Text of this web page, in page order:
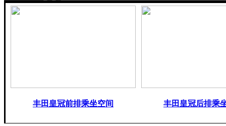
丰田皇冠前排乘坐空间 丰田皇冠后排乘